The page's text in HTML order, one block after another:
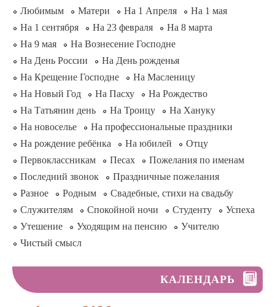
Любимым
Матери На 1 Апреля
На 1 мая
На 1 сентября
На 23 февраля
На 8 марта
На 9 мая
На Вознесение Господне
На День России
На День рожденья
На Крещение Господне
На Масленицу
На Новый Год
На Пасху
На Рождество
На Татьянин день
На Троицу
На Хануку
На новоселье
На профессиональные праздники
На рождение ребёнка
На юбилей
Отцу
Первоклассникам
Песах
Пожелания по именам
Последний звонок
Праздничные пожелания
Разное
Родным
Свадебные, стихи на свадьбу
Служителям
Спокойной ночи Студенту
Успеха
Утешение
Уходящим на пенсию
Учителю
Чистый смысл
КАЛЕНДАРЬ